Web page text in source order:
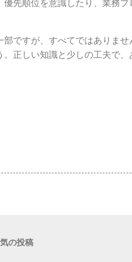
優先順位を意識したり、業務
部ですが、すべてではありま
。正しい知識と少しの工夫で
の投稿